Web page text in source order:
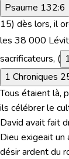
Psaume 132:6
15) dès lors, il
les 38 000
sacrificateurs, (
1 Chroniques
Tous étaient là,
ils célébrer le
David avait fait
Dieu exigeait un
désir ardent du